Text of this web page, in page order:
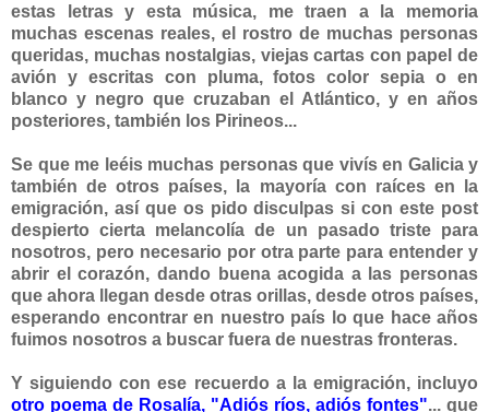
estas letras y esta música, me traen a la memoria
muchas escenas reales, el rostro de muchas personas
queridas, muchas nostalgias, viejas cartas con papel de
avión y escritas con pluma, fotos color sepia o en
blanco y negro que cruzaban el Atlántico, y en años
posteriores, también los Pirineos...
Se que me leéis muchas personas que vivís en Galicia y
también de otros países,
la mayoría con raíces en la
emigración, así que os pido disculpas si con este post
despierto cierta melancolía de un pasado triste para
nosotros, pero necesario por otra parte para entender y
abrir el corazón, dando buena acogida a las personas
que ahora llegan desde otras orillas, desde otros países,
esperando encontrar en nuestro país lo que hace años
fuimos nosotros a buscar fuera de nuestras fronteras.
Y siguiendo con ese recuerdo a la emigración, incluyo
otro poema de Rosalía, "Adiós ríos, adiós fontes"... que